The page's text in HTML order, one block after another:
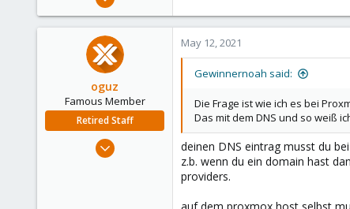
0
oguz
Famous Member
Retired Staff
Nov 19, 2018
May 12, 2021
Gewinnernoah said:
Die Frage ist wie ich es bei
Das mit dem DNS und so weiß
deinen DNS eintrag musst du
z.b. wenn du ein domain hast
providers.